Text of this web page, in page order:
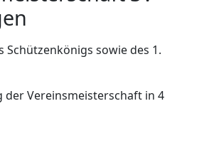
Schützenkönigs sowie des 1.
Vereinsmeisterschaft in 4